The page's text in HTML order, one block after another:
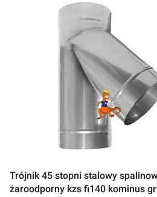
Trójnik 45 stopni stalowy
żaroodporny kzs fi140 kominus